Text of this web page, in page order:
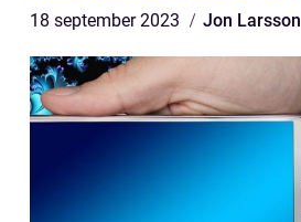
18 september 2023 Jon Larsson